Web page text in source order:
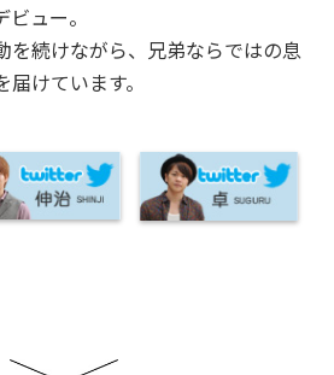
ュー。
を続けながら、兄弟ならではの息
けています。